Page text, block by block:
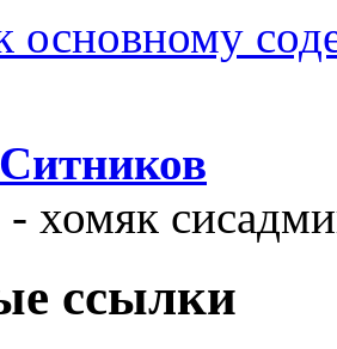
основному
хомяк
ссылки